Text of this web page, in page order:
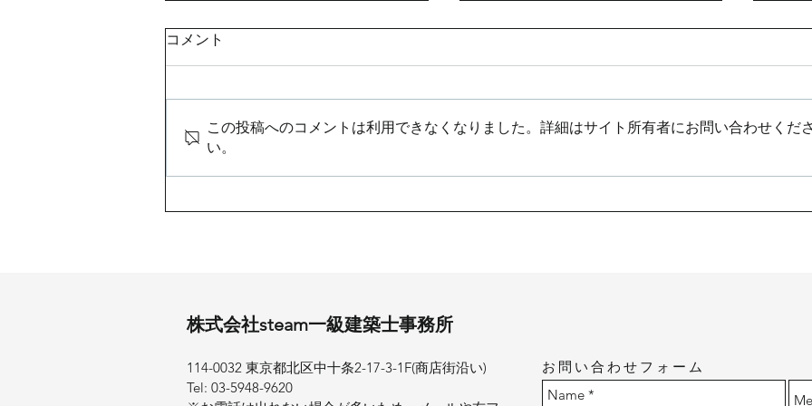
在来木造+一部RC造の都市型
木造の保育園計画（愛知県名
コメント
この投稿へのコメントは利用できなくなりました。詳細はサイト所有者にお問い合わせくださ
い。
​株式会社steam一級建築士事務所
114-0032 東京都北区中十条2-17-3​-1F(商店街沿い)
Tel: 03-5948-9620
お問い合わせフォーム